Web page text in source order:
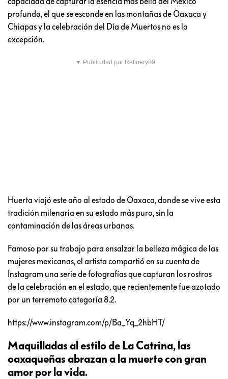
profundo, el que se esconde en las montañas de Oaxaca y
Chiapas y la celebración del Día de Muertos no es la
excepción.
▼ Publicidad por Refinery89
Huerta viajó este año al estado de Oaxaca, donde se vive esta
tradición milenaria en su estado más puro, sin la
contaminación de las áreas urbanas.
Famoso por su trabajo para ensalzar la belleza mágica de las
mujeres mexicanas, el artista compartió en su cuenta de
Instagram una serie de fotografías que capturan los rostros
de la celebración en el estado, que recientemente fue azotado
por un terremoto categoría 8.2.
https://www.instagram.com/p/Ba_Yq_2hbHT/
Maquilladas al estilo de La Catrina, las
oaxaqueñas abrazan a la muerte con gran
amor por la vida.